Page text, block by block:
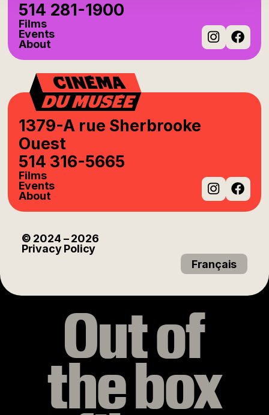
514 281-1900
Films
Events
About
1379-A rue Sherbrooke
Ouest
514 316-5665
Films
Events
About
© 2024 – 2026
Privacy Policy
Français
Out of
the box